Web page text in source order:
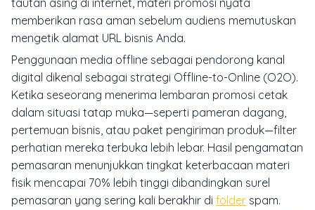
tautan asing di internet, materi promosi nyata
memberikan rasa aman sebelum audiens memutuskan
mengetik alamat URL bisnis Anda.
Penggunaan media offline sebagai pendorong kanal
digital dikenal sebagai strategi Offline-to-Online (O2O).
Ketika seseorang menerima lembaran promosi cetak
dalam situasi tatap muka—seperti pameran dagang,
pertemuan bisnis, atau paket pengiriman produk—filter
perhatian mereka terbuka lebih lebar. Hasil pengamatan
pemasaran menunjukkan tingkat keterbacaan materi
fisik mencapai 70% lebih tinggi dibandingkan surel
pemasaran yang sering kali berakhir di folder spam.